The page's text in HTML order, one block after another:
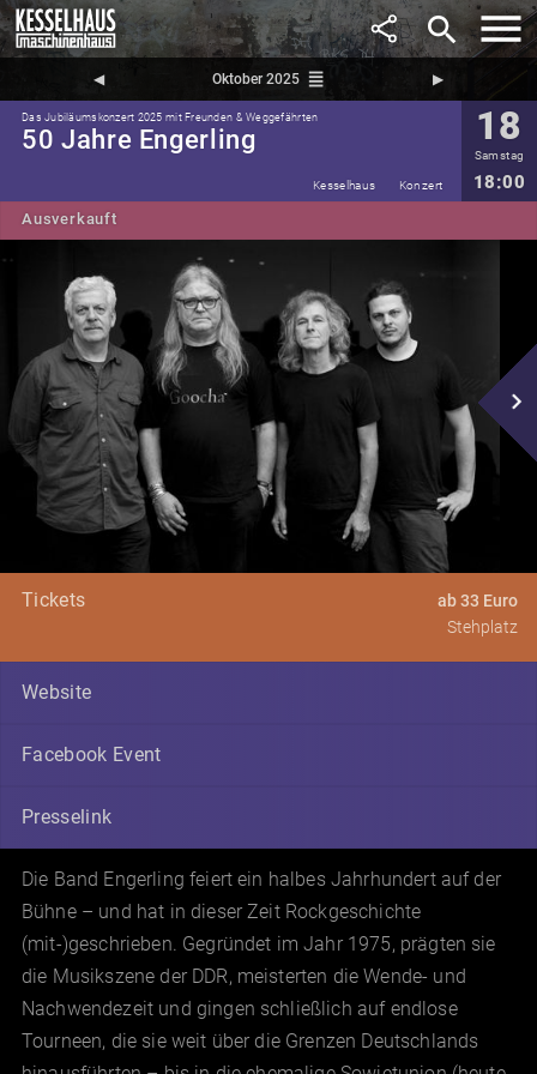
search
◀︎ Oktober 2025 reorder ▶︎
Das Jubiläumskonzert 2025 mit Freunden & Weggefährten
50 Jahre Engerling 18
Samstag
18:00
Kesselhaus Konzert
Ausverkauft
navigate_next
Tickets
ab 33 Euro
Stehplatz
Website
Facebook Event
Presselink
Die Band Engerling feiert ein halbes Jahrhundert auf der
Bühne – und hat in dieser Zeit Rockgeschichte
(mit-)geschrieben. Gegründet im Jahr 1975, prägten sie
die Musikszene der DDR, meisterten die Wende- und
Nachwendezeit und gingen schließlich auf endlose
Tourneen, die sie weit über die Grenzen Deutschlands